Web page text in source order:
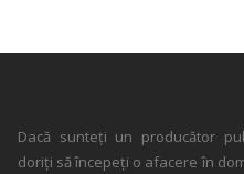
Dacă sunteți un producător
doriți să începeți o afacere în